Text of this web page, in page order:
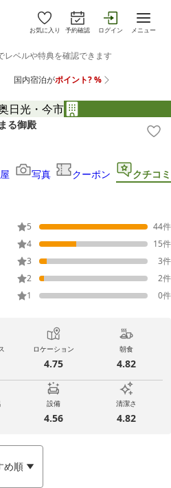
お気に入り 予約確認 ログイン メニュー
日光・今市
る御殿
写真 クーポン クチコミ
5 44件
4
15件
3
3件
2
2件
1
0件
ロケーション
4.75
朝食
4.82
設備
4.56
清潔さ
4.82
め順